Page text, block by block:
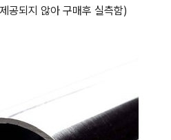
공되지 않아 구매후 실측함)